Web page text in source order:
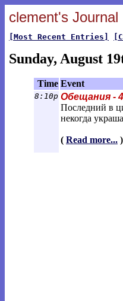
clement's Journal
[Most Recent Entries]
Sunday, August
Time Event
8:10p Обещания -
Последний в
некогда
( Read more... )